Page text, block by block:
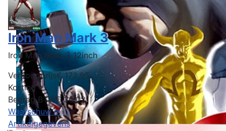
Iron Man Mark 3
Iron Man Mark 3 12inch
Verkoopprijs€ 172,95
Korting
Bedrag BTW€ 30,02
Waarschuw mij !
Artikelgegevens